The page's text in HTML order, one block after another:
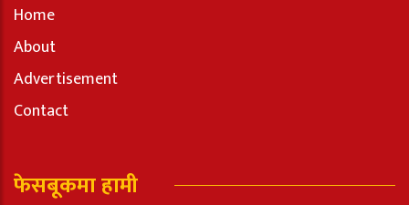
Home
About
Advertisement
Contact
फेसबूकमा हामी